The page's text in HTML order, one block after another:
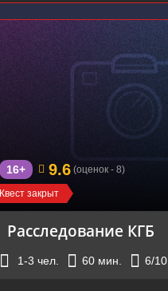
Квест закрыт
16+ 9.6 (оценок - 8)
Расследование КГБ
1-3 чел. 60 мин. 6/10